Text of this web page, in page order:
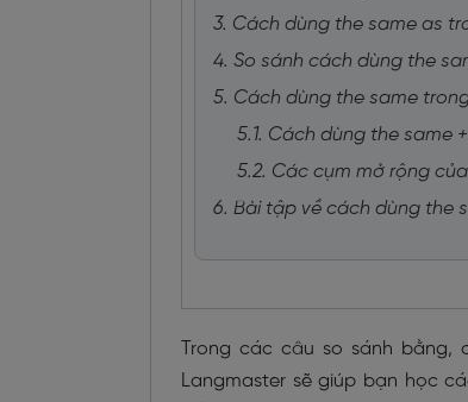
3. Cách dùng the same as
4. So sánh cách dùng the
5. Cách dùng the same
5.1. Cách dùng the same
5.2. Các cụm mở rộng
6. Bài tập về cách dùng the
Trong các câu so sánh
Langmaster sẽ giúp bạn học